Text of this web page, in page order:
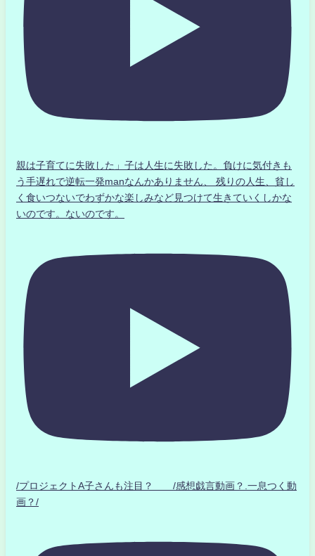
親は子育てに失敗した」子は人生に失敗した。負けに気付きも
う手遅れで逆転一発manなんかありません、 残りの人生、貧し
く食いつないでわずかな楽しみなど見つけて生きていくしかな
いのです。ないのです。
/プロジェクトA子さんも注目？ /感想戯言動画？.一息つく動
画？/